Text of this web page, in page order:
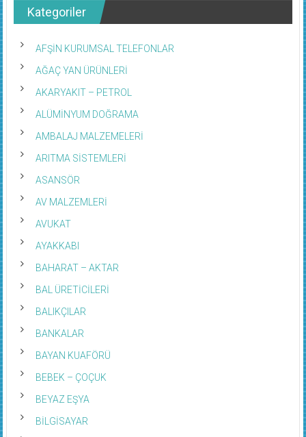
Kategoriler
AFŞİN KURUMSAL TELEFONLAR
AĞAÇ YAN ÜRÜNLERİ
AKARYAKIT – PETROL
ALÜMİNYUM DOĞRAMA
AMBALAJ MALZEMELERİ
ARITMA SİSTEMLERİ
ASANSÖR
AV MALZEMLERİ
AVUKAT
AYAKKABI
BAHARAT – AKTAR
BAL ÜRETİCİLERİ
BALIKÇILAR
BANKALAR
BAYAN KUAFÖRÜ
BEBEK – ÇOÇUK
BEYAZ EŞYA
BİLGİSAYAR